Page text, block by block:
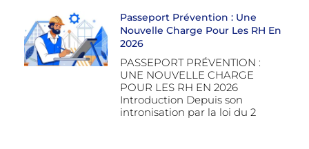
Passeport Prévention : Une
Nouvelle Charge Pour Les RH En
2026
PASSEPORT PRÉVENTION :
UNE NOUVELLE CHARGE
POUR LES RH EN 2026
Introduction Depuis son
intronisation par la loi du 2